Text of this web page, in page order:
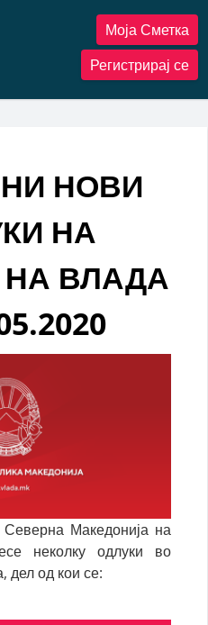
Моја Сметка
Регистрирај се
НОВИ
НА
ВЛАДА
Македонија на
неколку одлуки во
дел од кои се: